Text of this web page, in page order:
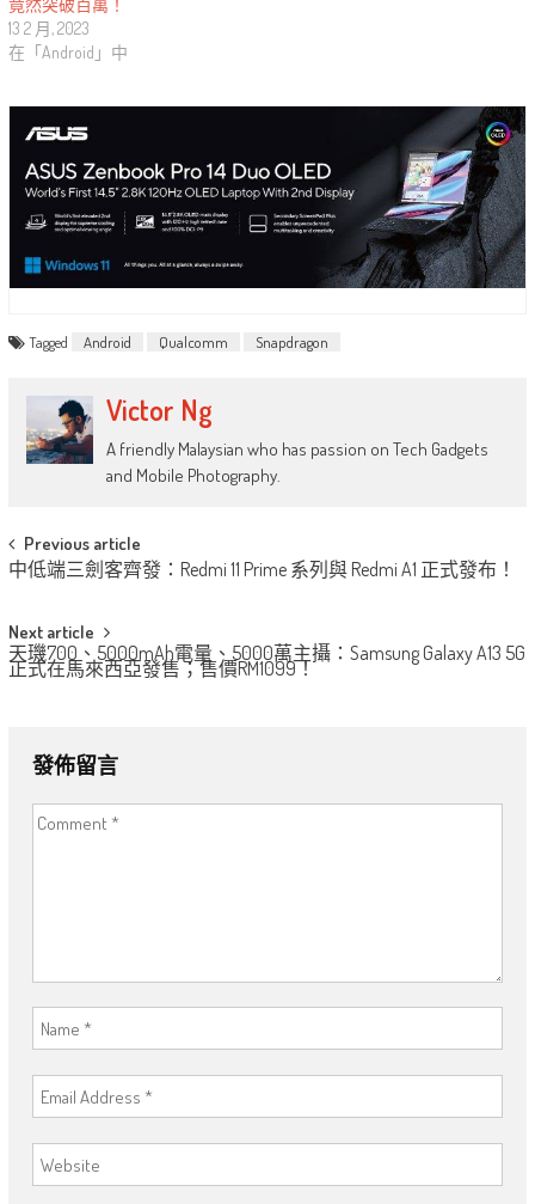
13 2 月, 2023
在「Android」中
Tagged Android Qualcomm Snapdragon
Victor Ng
A friendly Malaysian who has passion on Tech Gadgets
and Mobile Photography.
Post
navigation
Previous article
中低端三劍客齊發：Redmi 11 Prime 系列與 Redmi A1 正式發布！
Next article
天璣700、5000mAh電量、5000萬主攝：Samsung Galaxy A13 5G
正式在馬來西亞發售；售價RM1099！
發佈留言